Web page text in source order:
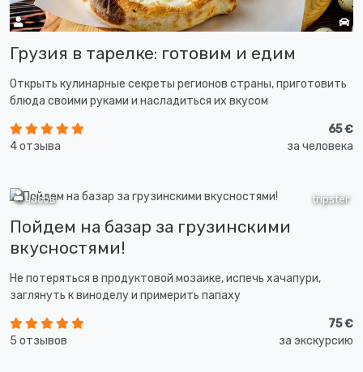
Грузия в тарелке: готовим и едим
Открыть кулинарные секреты регионов страны, приготовить
блюда своими руками и насладиться их вкусом
4 отзыва
65 €
за человека
tripster
5 часов
Пойдем на базар за грузинскими
вкусностями!
Не потеряться в продуктовой мозаике, испечь хачапури,
заглянуть к виноделу и примерить папаху
5 отзывов
75 €
за экскурсию